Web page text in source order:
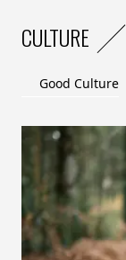
CULTURE
Good Culture